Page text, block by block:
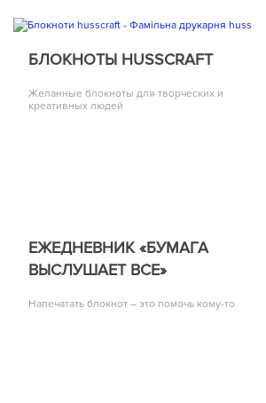
БЛОКНОТЫ HUSSCRAFT
Желанные блокноты для творческих и
креативных людей
ЕЖЕДНЕВНИК «БУМАГА
ВЫСЛУШАЕТ ВСЕ»
Напечатать блокнот – это помочь кому-то